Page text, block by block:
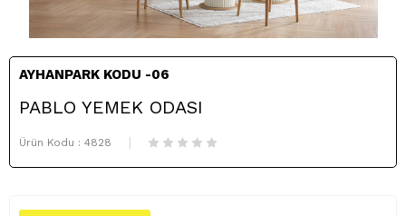
AYHANPARK KODU -06
PABLO YEMEK ODASI
Ürün Kodu : 4828